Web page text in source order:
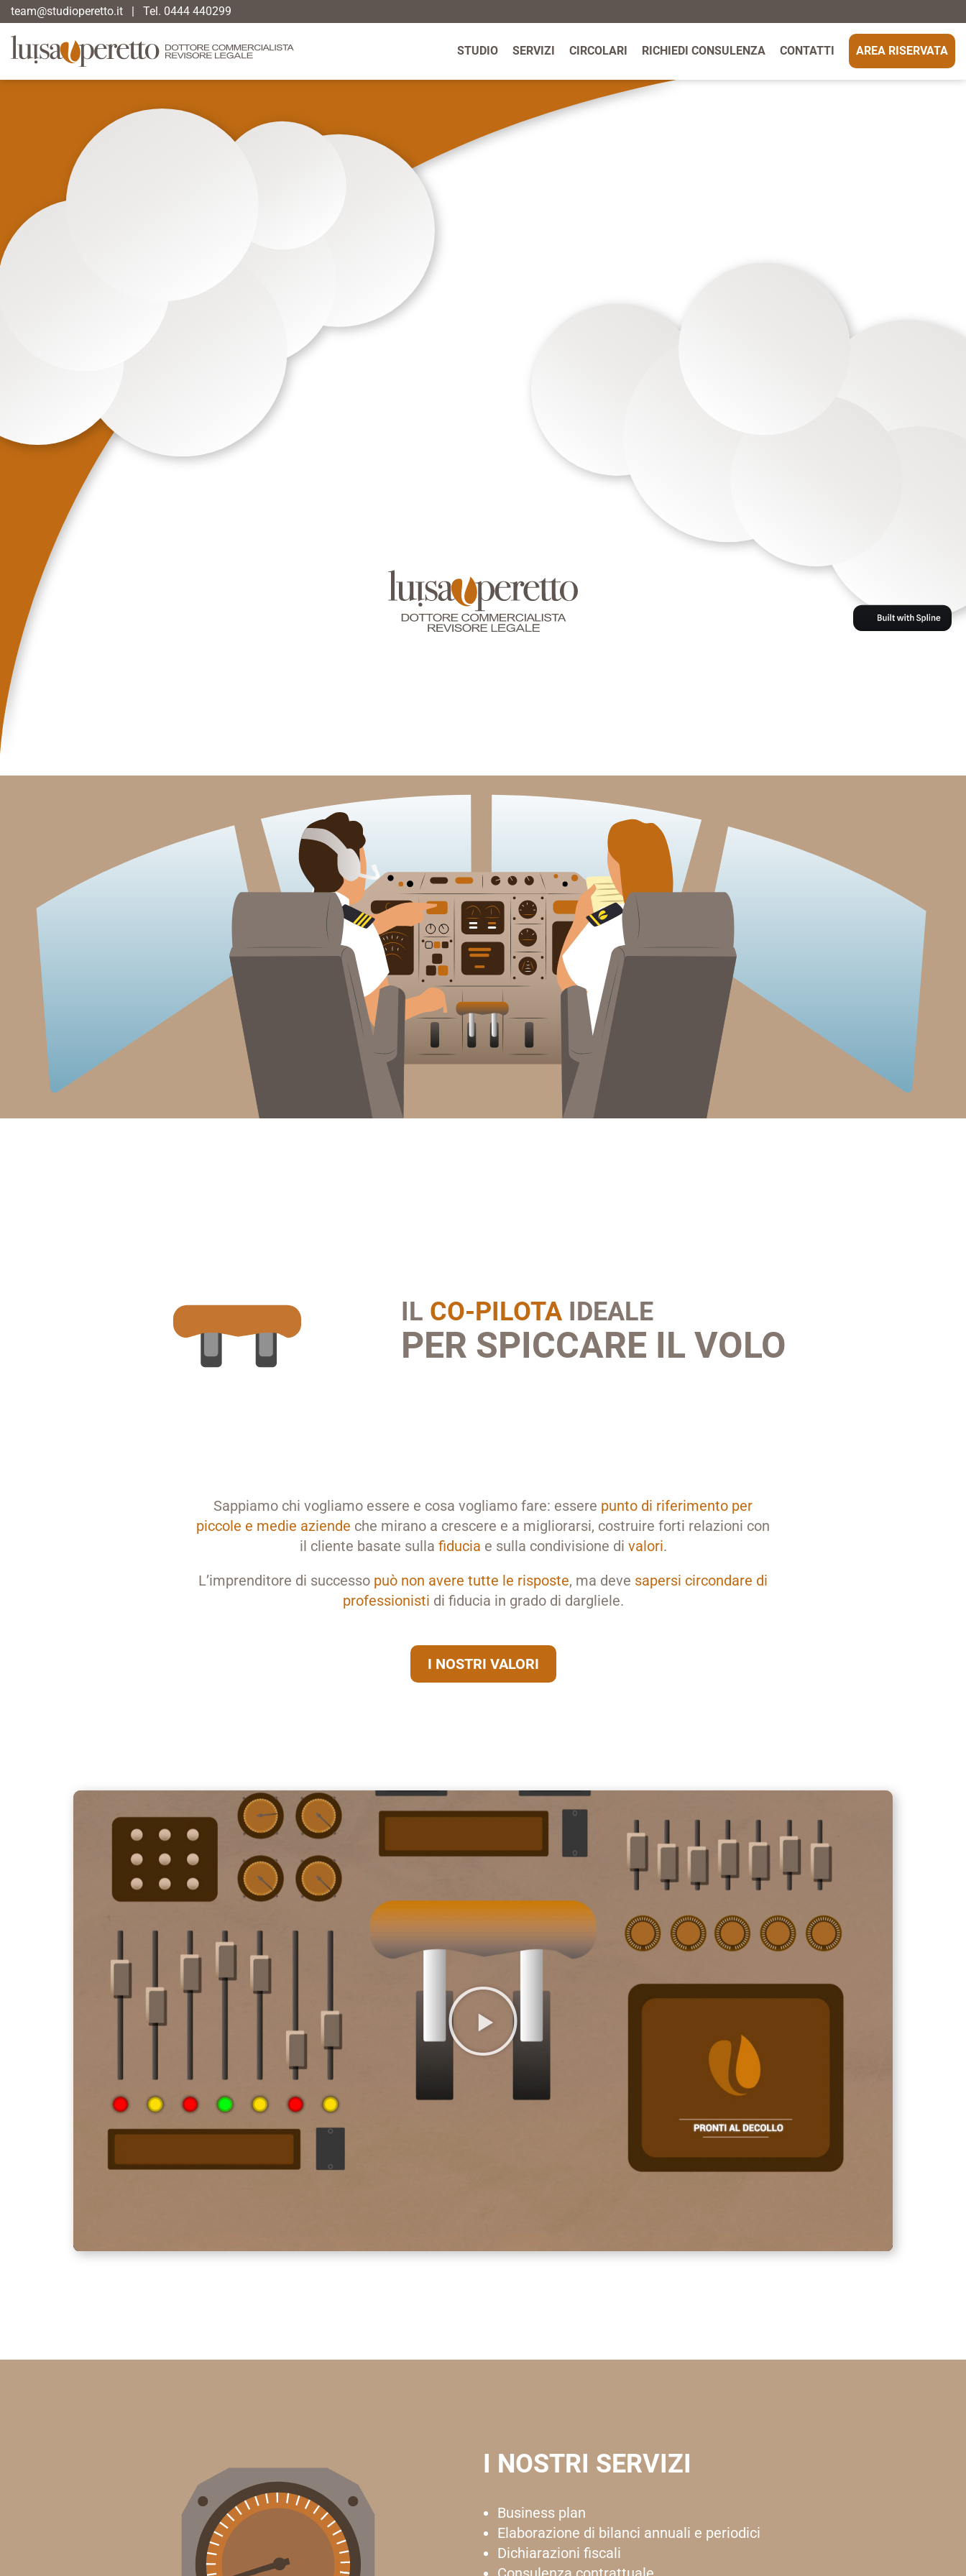
team@studioperetto.it | Tel. 0444 440299
STUDIO SERVIZI CIRCOLARI RICHIEDI CONSULENZA CONTATTI AREA RISERVATA
IL CO-PILOTA IDEALE
PER SPICCARE IL VOLO
Sappiamo chi vogliamo essere e cosa vogliamo fare: essere punto di riferimento per
piccole e medie aziende che mirano a crescere e a migliorarsi, costruire forti relazioni con
il cliente basate sulla fiducia e sulla condivisione di valori.
L’imprenditore di successo può non avere tutte le risposte, ma deve sapersi circondare di
professionisti di fiducia in grado di dargliele.
I NOSTRI VALORI
I NOSTRI SERVIZI
Business plan
Elaborazione di bilanci annuali e periodici
Dichiarazioni fiscali